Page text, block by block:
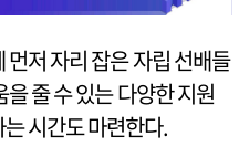
저 자리 잡은 자립 선배들
줄 수 있는 다양한 지원
시간도 마련한다.